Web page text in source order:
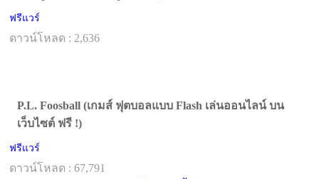
ฟรีแวร์
ดาวน์โหลด : 2,636
P.L. Foosball (เกมส์ ฟุตบอลแบบ Flash เล่นออนไลน์ บน
เว็บไซต์ ฟรี !)
ฟรีแวร์
ดาวน์โหลด : 67,791